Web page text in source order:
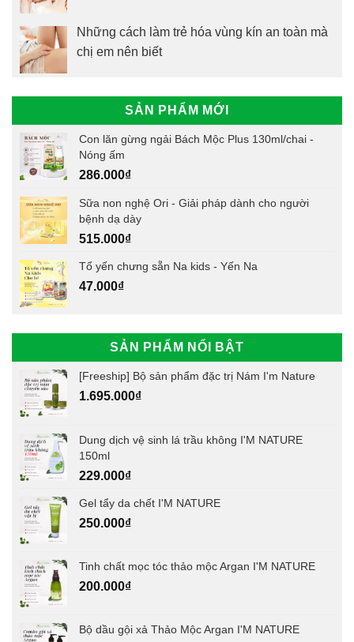
Những cách làm trẻ hóa vùng kín an toàn mà
chị em nên biết
SẢN PHẨM MỚI
Con lăn gừng ngải Bách Mộc Plus 130ml/chai -
Nóng ấm
286.000₫
Sữa non nghệ Ori - Giải pháp dành cho người
bệnh dạ dày
515.000₫
Tổ yến chưng sẵn Na kids - Yến Na
47.000₫
SẢN PHẨM NỔI BẬT
[Freeship] Bộ sản phẩm đặc trị Nám I'm Nature
1.695.000₫
Dung dịch vệ sinh lá trầu không I'M NATURE
150ml
229.000₫
Gel tẩy da chết I'M NATURE
250.000₫
Tinh chất mọc tóc thảo mộc Argan I'M NATURE
200.000₫
Bộ dầu gội xả Thảo Mộc Argan I'M NATURE